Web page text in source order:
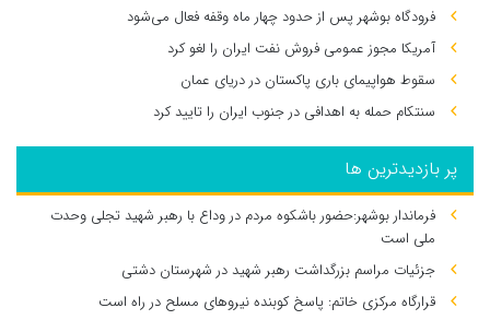
فرودگاه بوشهر پس از حدود چهار ماه وقفه فعال می‌شود
آمریکا مجوز عمومی فروش نفت ایران را لغو کرد
سقوط هواپیمای باری پاکستان در دریای عمان
سنتکام حمله به اهدافی در جنوب ایران را تایید کرد
پر بازدیدترین ها
فرماندار بوشهر:حضور باشکوه مردم در وداع با رهبر شهید تجلی وحدت
ملی است
جزئیات مراسم بزرگداشت رهبر شهید در شهرستان دشتی
قرارگاه مرکزی خاتم: پاسخ کوبنده نیروهای مسلح در راه است